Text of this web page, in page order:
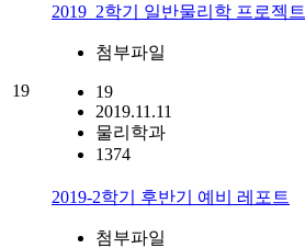
19
2019_2학기 일반물리학 프로젝트
첨부파일
19
2019.11.11
물리학과
1374
2019-2학기 후반기 예비 레포트
첨부파일